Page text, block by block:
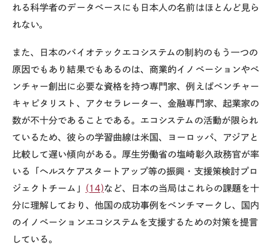
れる科学者のデータベースにも日本人の名前はほとんど見ら
れない。
また、日本のバイオテックエコシステムの制約のもう一つの
原因でもあり結果でもあるのは、商業的イノベーションやベ
ンチャー創出に必要な資格を持つ専門家、例えばベンチャー
キャピタリスト、アクセラレーター、金融専門家、起業家の
数が不十分であることである。エコシステムの活動が限られ
ているため、彼らの学習曲線は米国、ヨーロッパ、アジアと
比較して遅い傾向がある。厚生労働省の塩崎彰久政務官が率
いる「ヘルスケアスタートアップ等の振興・支援策検討プロ
ジェクトチーム」 (14)など、日本の当局はこれらの課題を十
分に理解しており、他国の成功事例をベンチマークし、国内
のイノベーションエコシステムを支援するための対策を提言
している。